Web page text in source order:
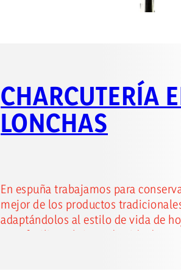
CHARCUTERÍA
LONCHAS
En espuña trabajamos para
mejor de los productos
adaptándolos al estilo de vida de
para facilitar el ritmo de vida de